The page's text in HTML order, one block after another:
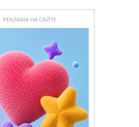
РЕКЛАМА НА САЙТЕ